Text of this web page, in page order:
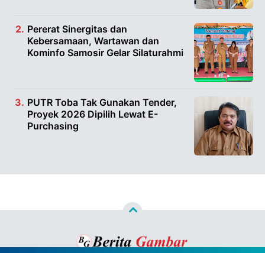
Pererat Sinergitas dan
Kebersamaan, Wartawan dan
Kominfo Samosir Gelar Silaturahmi
PUTR Toba Tak Gunakan Tender,
Proyek 2026 Dipilih Lewat E-
Purchasing